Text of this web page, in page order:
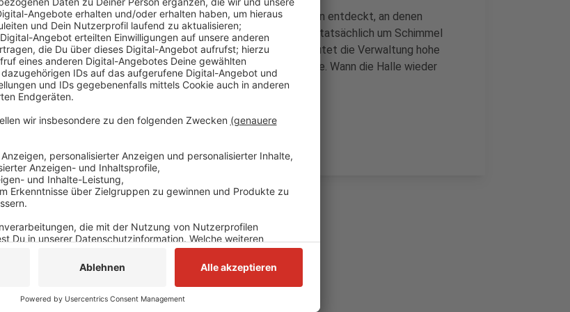
Mitarbeiter des städtischen Eigenbetriebs hätten mehrere Stellen entdeckt, an denen
möglicherweise Schimmel sei, heißt es. Um zu gucken, ob es sich tatsächlich um Schimmel
handelt, wurden laut Stadt Proben genommen. Als Ursache vermutet die Verwaltung hohe
Luftfeuchtigkeit durch die Kälte und eine defekte Lüftungsanlage. Wann die Halle wieder
freigegeben werden kann, steht noch nicht fest.